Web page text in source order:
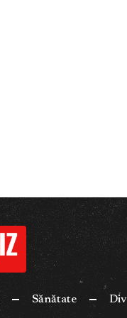
Sănătate